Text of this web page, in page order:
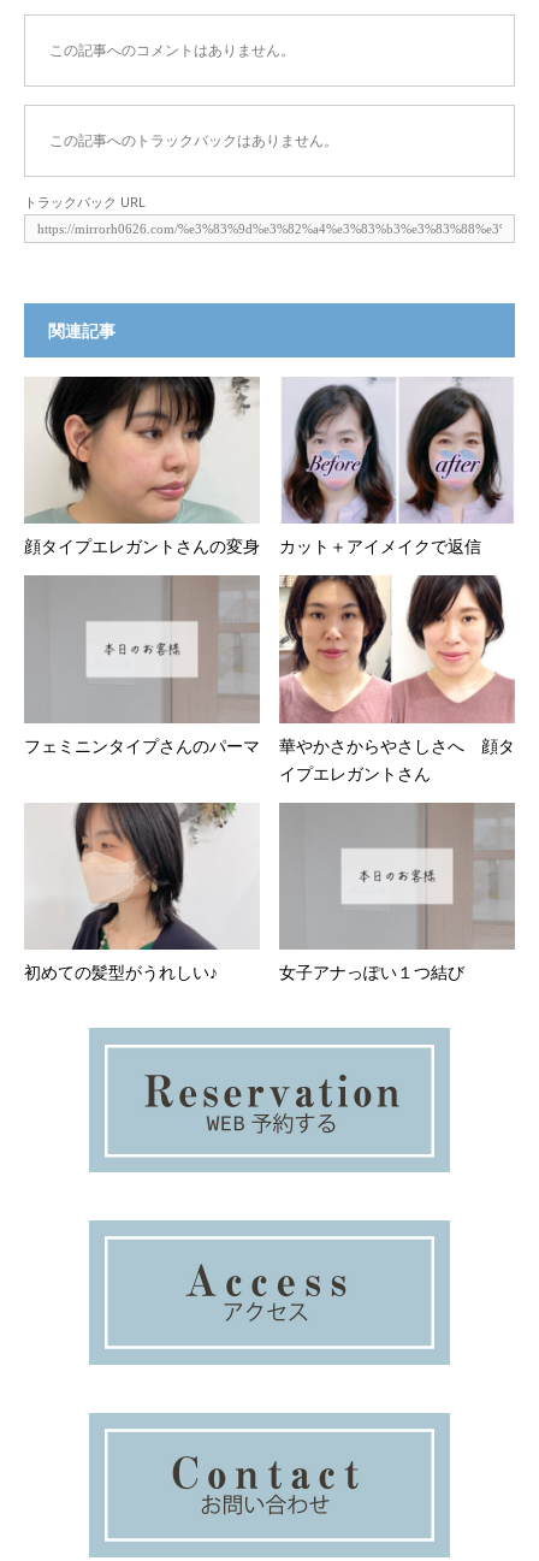
この記事へのコメントはありません。
この記事へのトラックバックはありません。
トラックバック URL
関連記事
顔タイプエレガントさんの変身 カット＋アイメイクで返信
フェミニンタイプさんのパーマ
華やかさからやさしさへ 顔タ
イプエレガントさん
初めての髪型がうれしい♪ 女子アナっぽい１つ結び